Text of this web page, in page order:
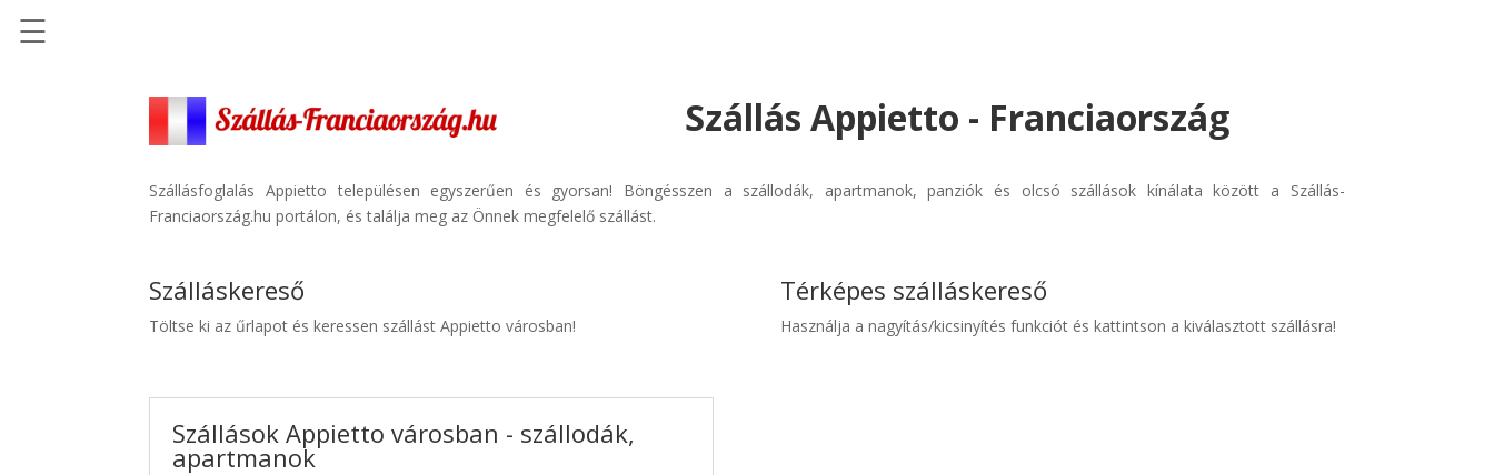
Szállásinfo.eu
Repülőjegy
Autóbérlés
☰
Szállás Appietto - Franciaország
Szállásfoglalás Appietto településen egyszerűen és gyorsan! Böngésszen a szállodák, apartmanok, panziók és olcsó szállások kínálata között a Szállás-
Franciaország.hu portálon, és találja meg az Önnek megfelelő szállást.
Szálláskereső
Töltse ki az űrlapot és keressen szállást Appietto városban!
Szállások Appietto városban - szállodák,
apartmanok
Térképes szálláskereső
Használja a nagyítás/kicsinyítés funkciót és kattintson a kiválasztott szállásra!